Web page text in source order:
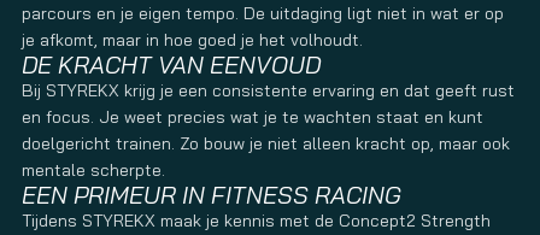
parcours en je eigen tempo. De uitdaging ligt niet in wat er op
je afkomt, maar in hoe goed je het volhoudt.
DE KRACHT VAN EENVOUD
Bij STYREKX krijg je een consistente ervaring en dat geeft rust
en focus. Je weet precies wat je te wachten staat en kunt
doelgericht trainen. Zo bouw je niet alleen kracht op, maar ook
mentale scherpte.
EEN PRIMEUR IN FITNESS RACING
Tijdens STYREKX maak je kennis met de Concept2 Strength